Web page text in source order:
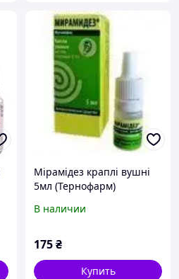
Мірамідез краплі вушні
5мл (Тернофарм)
В наличии
175₴
Купить